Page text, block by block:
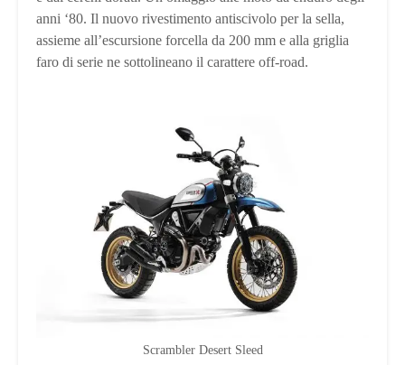
anni ‘80. Il nuovo rivestimento antiscivolo per la sella,
assieme all’escursione forcella da 200 mm e alla griglia
faro di serie ne sottolineano il carattere off-road.
Scrambler Desert Sleed